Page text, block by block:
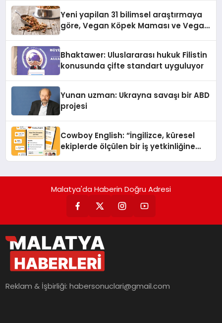
Yeni yapilan 31 bilimsel araştırmaya
göre, Vegan Köpek Maması ve Vegan
Bhaktawer: Uluslararası hukuk Filistin
konusunda çifte standart uyguluyor
Yunan uzman: Ukrayna savaşı bir ABD
projesi
Cowboy English: “İngilizce, küresel
ekiplerde ölçülen bir iş yetkinliğine
Malatya'da Haberin Doğru Adresi
Reklam & İşbirliği:habersonuclari@gmail.com